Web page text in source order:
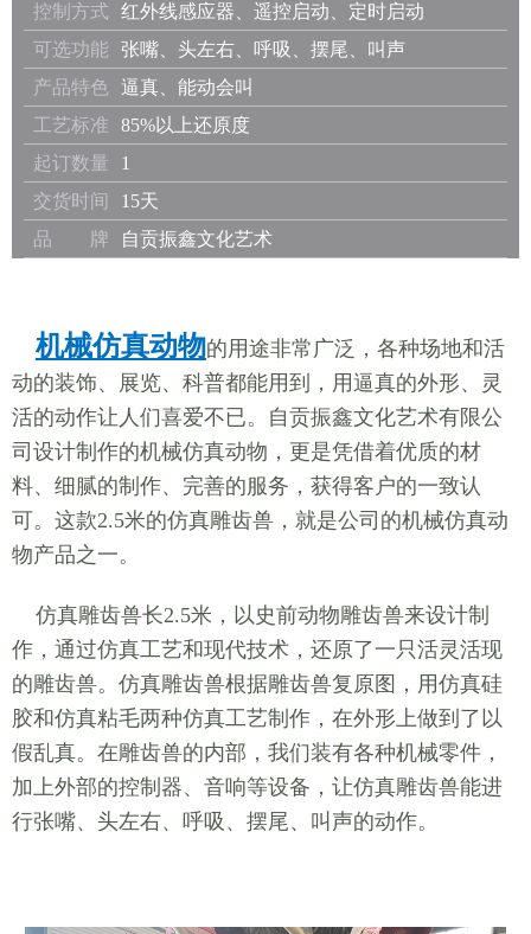
控制方式
红外线感应器、遥控启动、定时启动
可选功能
张嘴、头左右、呼吸、摆尾、叫声
产品特色
逼真、能动会叫
工艺标准
85%以上还原度
起订数量
1
交货时间
15天
品 牌
自贡振鑫文化艺术
机械仿真动物的用途非常广泛，各种场地和活
动的装饰、展览、科普都能用到，用逼真的外形、灵
活的动作让人们喜爱不已。自贡振鑫文化艺术有限公
司设计制作的机械仿真动物，更是凭借着优质的材
料、细腻的制作、完善的服务，获得客户的一致认
可。这款2.5米的仿真雕齿兽，就是公司的机械仿真动
物产品之一。
仿真雕齿兽长2.5米，以史前动物雕齿兽来设计制
作，通过仿真工艺和现代技术，还原了一只活灵活现
的雕齿兽。仿真雕齿兽根据雕齿兽复原图，用仿真硅
胶和仿真粘毛两种仿真工艺制作，在外形上做到了以
假乱真。在雕齿兽的内部，我们装有各种机械零件，
加上外部的控制器、音响等设备，让仿真雕齿兽能进
行张嘴、头左右、呼吸、摆尾、叫声的动作。